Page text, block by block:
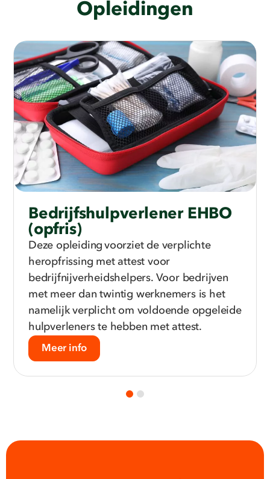
Opleidingen
Bedrijfshulpverlener EHBO
(opfris)
Deze opleiding voorziet de verplichte
heropfrissing met attest voor
bedrijfnijverheidshelpers. Voor bedrijven
met meer dan twintig werknemers is het
namelijk verplicht om voldoende opgeleide
hulpverleners te hebben met attest.
Meer info